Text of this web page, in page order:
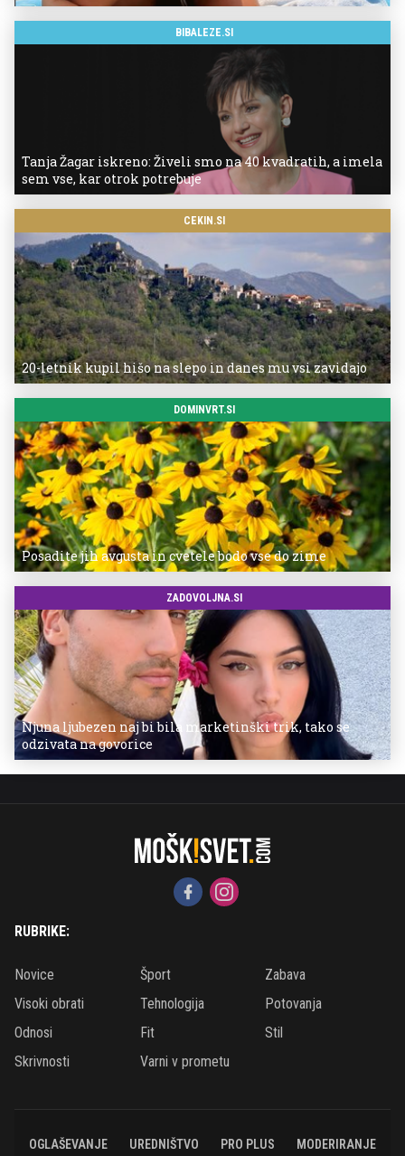
BIBALEZE.SI
Tanja Žagar iskreno: Živeli smo na 40 kvadratih, a imela
sem vse, kar otrok potrebuje
CEKIN.SI
20-letnik kupil hišo na slepo in danes mu vsi zavidajo
DOMINVRT.SI
Posadite jih avgusta in cvetele bodo vse do zime
ZADOVOLJNA.SI
Njuna ljubezen naj bi bila marketinški trik, tako se
odzivata na govorice
RUBRIKE:
Novice Šport
Zabava
Visoki obrati
Tehnologija
Potovanja
Odnosi
Fit
Stil
Skrivnosti
Varni v prometu
OGLAŠEVANJE UREDNIŠTVO PRO PLUS MODERIRANJE